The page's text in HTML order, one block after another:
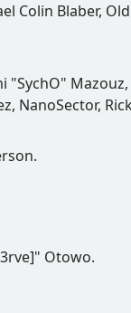
Blaber,
NanoSector,
Otowo.